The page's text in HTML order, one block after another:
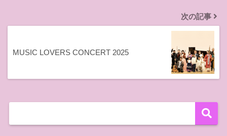
次の記事
MUSIC LOVERS CONCERT 2025